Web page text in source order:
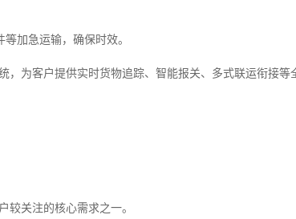
加急运输，确保时效。
，为客户提供实时货物追踪、智能报关、多式联运衔接
较关注的核心需求之一。